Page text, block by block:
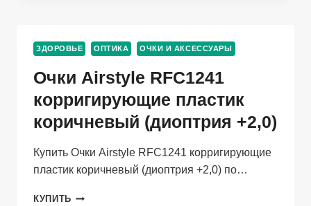
R
D
-1.50,
30
ШТ
ЗДОРОВЬЕ ОПТИКА ОЧКИ И АКСЕССУАРЫ
Очки Airstyle RFC1241
корригирующие пластик
коричневый (диоптрия +2,0)
Купить Очки Airstyle RFC1241 корригирующие
пластик коричневый (диоптрия +2,0) по…
КУПИТЬ ОЧКИ